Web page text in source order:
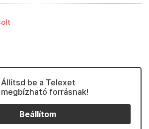
Állítsd be a Telexet
megbízható forrásnak!
Beállítom